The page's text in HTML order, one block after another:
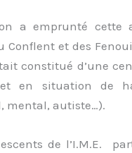
a emprunté cette
Conflent et des
constitué d’une
en situation de
mental, autiste…).
de l’I.M.E.